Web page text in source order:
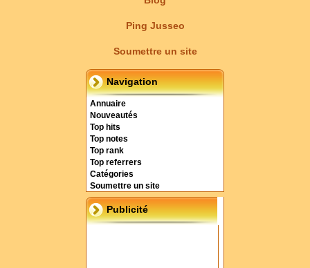
Ping Jusseo
Soumettre un site
Navigation
Annuaire
Nouveautés
Top hits
Top notes
Top rank
Top referrers
Catégories
Soumettre un site
Publicité